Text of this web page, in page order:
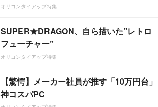
オリコンタイアップ特集
SUPER★DRAGON、自ら描いた”レトロ
フューチャー”
オリコンタイアップ特集
【驚愕】メーカー社員が推す「10万円台」
神コスパPC